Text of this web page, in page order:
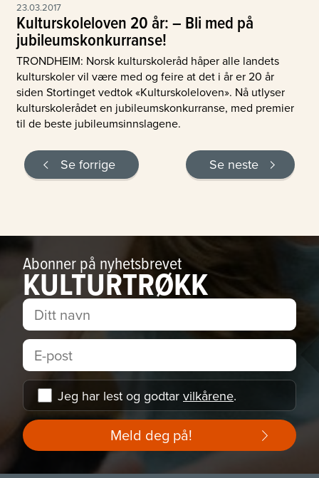
23.03.2017
Kulturskoleloven 20 år: ­– Bli med på
jubileumskonkurranse!
TRONDHEIM: Norsk kulturskoleråd håper alle landets
kulturskoler vil være med og feire at det i år er 20 år
siden Stortinget vedtok «Kulturskoleloven». Nå utlyser
kulturskolerådet en jubileumskonkurranse, med premier
til de beste jubileumsinnslagene.
Se forrige Se neste
Abonner på nyhetsbrevet
KULTURTRØKK
Jeg har lest og godtar vilkårene.
Meld deg på!